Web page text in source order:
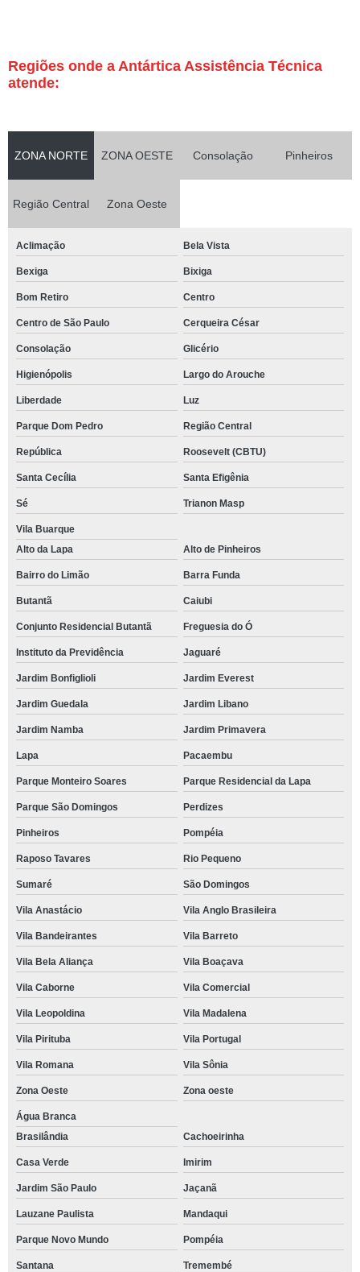
Regiões onde a Antártica Assistência Técnica
atende:
ZONA NORTE ZONA OESTE Consolação Pinheiros
Região Central Zona Oeste
Aclimação Bela Vista
Bexiga Bixiga
Bom Retiro Centro
Centro de São Paulo Cerqueira César
Consolação Glicério
Higienópolis Largo do Arouche
Liberdade Luz
Parque Dom Pedro Região Central
República Roosevelt (CBTU)
Santa Cecília Santa Efigênia
Sé Trianon Masp
Vila Buarque
Alto da Lapa
Alto de Pinheiros
Bairro do Limão Barra Funda
Butantã Caiubi
Conjunto Residencial Butantã Freguesia do Ó
Instituto da Previdência Jaguaré
Jardim Bonfiglioli Jardim Everest
Jardim Guedala Jardim Libano
Jardim Namba Jardim Primavera
Lapa Pacaembu
Parque Monteiro Soares Parque Residencial da Lapa
Parque São Domingos Perdizes
Pinheiros Pompéia
Raposo Tavares Rio Pequeno
Sumaré São Domingos
Vila Anastácio Vila Anglo Brasileira
Vila Bandeirantes Vila Barreto
Vila Bela Aliança Vila Boaçava
Vila Caborne Vila Comercial
Vila Leopoldina Vila Madalena
Vila Pirituba Vila Portugal
Vila Romana Vila Sônia
Zona Oeste Zona oeste
Água Branca
Brasilândia
Cachoeirinha
Casa Verde Imirim
Jardim São Paulo Jaçanã
Lauzane Paulista Mandaqui
Parque Novo Mundo Pompéia
Santana Tremembé